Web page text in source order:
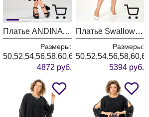
Платье ANDINA CITY 8041-26 белый в горох
Размеры:
50,52,54,56,58,60,62
4872 руб.
Платье Swallow 827-13 молочный+принт пионы
Размеры:
5394 руб.